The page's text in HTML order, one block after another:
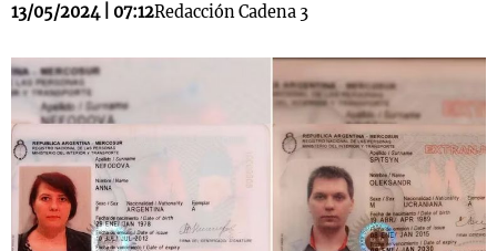
13/05/2024 | 07:12Redacción Cadena 3